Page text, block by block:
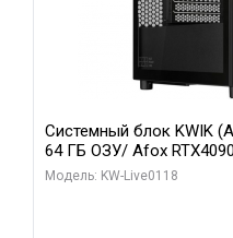
Системный блок KWIK
64 ГБ ОЗУ/ Afox RTX4090
HDMI ATX Turbo/ 960 ГБ
Модель: KW-Live0118